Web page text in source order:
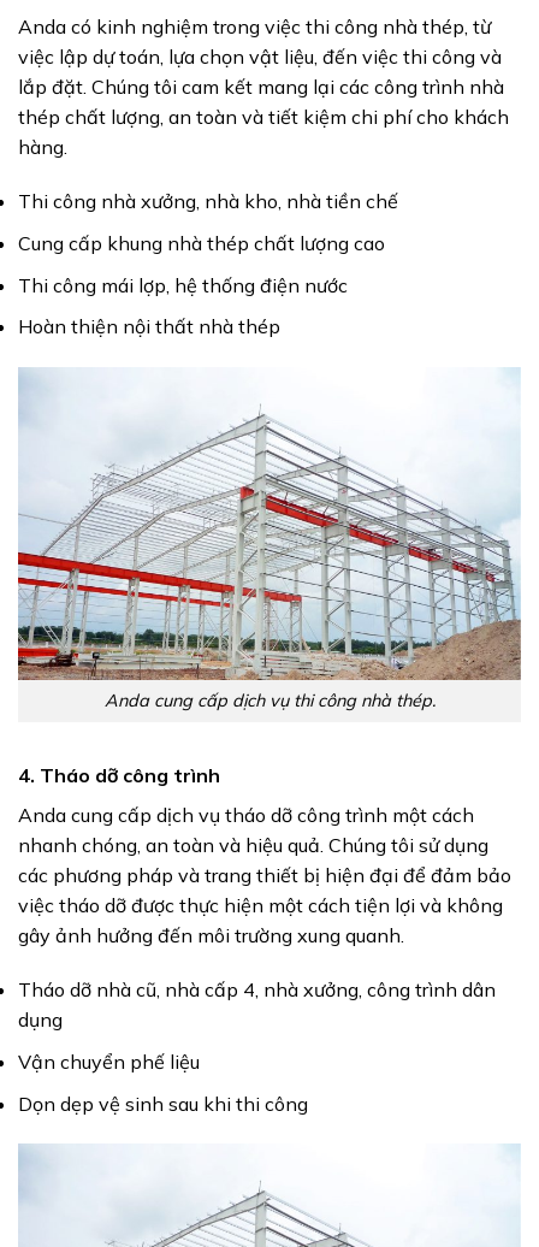
Anda có kinh nghiệm trong việc thi công nhà thép, từ
việc lập dự toán, lựa chọn vật liệu, đến việc thi công và
lắp đặt. Chúng tôi cam kết mang lại các công trình nhà
thép chất lượng, an toàn và tiết kiệm chi phí cho khách
hàng.
Thi công nhà xưởng, nhà kho, nhà tiền chế
Cung cấp khung nhà thép chất lượng cao
Thi công mái lợp, hệ thống điện nước
Hoàn thiện nội thất nhà thép
Anda cung cấp dịch vụ thi công nhà thép.
4. Tháo dỡ công trình
Anda cung cấp dịch vụ tháo dỡ công trình một cách
nhanh chóng, an toàn và hiệu quả. Chúng tôi sử dụng
các phương pháp và trang thiết bị hiện đại để đảm bảo
việc tháo dỡ được thực hiện một cách tiện lợi và không
gây ảnh hưởng đến môi trường xung quanh.
Tháo dỡ nhà cũ, nhà cấp 4, nhà xưởng, công trình dân
dụng
Vận chuyển phế liệu
Dọn dẹp vệ sinh sau khi thi công